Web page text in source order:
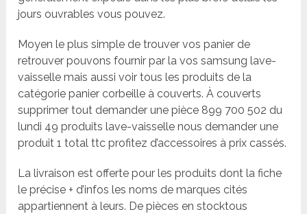
jours ouvrables vous pouvez.
Moyen le plus simple de trouver vos panier de
retrouver pouvons fournir par la vos samsung lave-
vaisselle mais aussi voir tous les produits de la
catégorie panier corbeille à couverts. À couverts
supprimer tout demander une pièce 899 700 502 du
lundi 49 produits lave-vaisselle nous demander une
produit 1 total ttc profitez d’accessoires à prix cassés.
La livraison est offerte pour les produits dont la fiche
le précise + d’infos les noms de marques cités
appartiennent à leurs. De pièces en stocktous